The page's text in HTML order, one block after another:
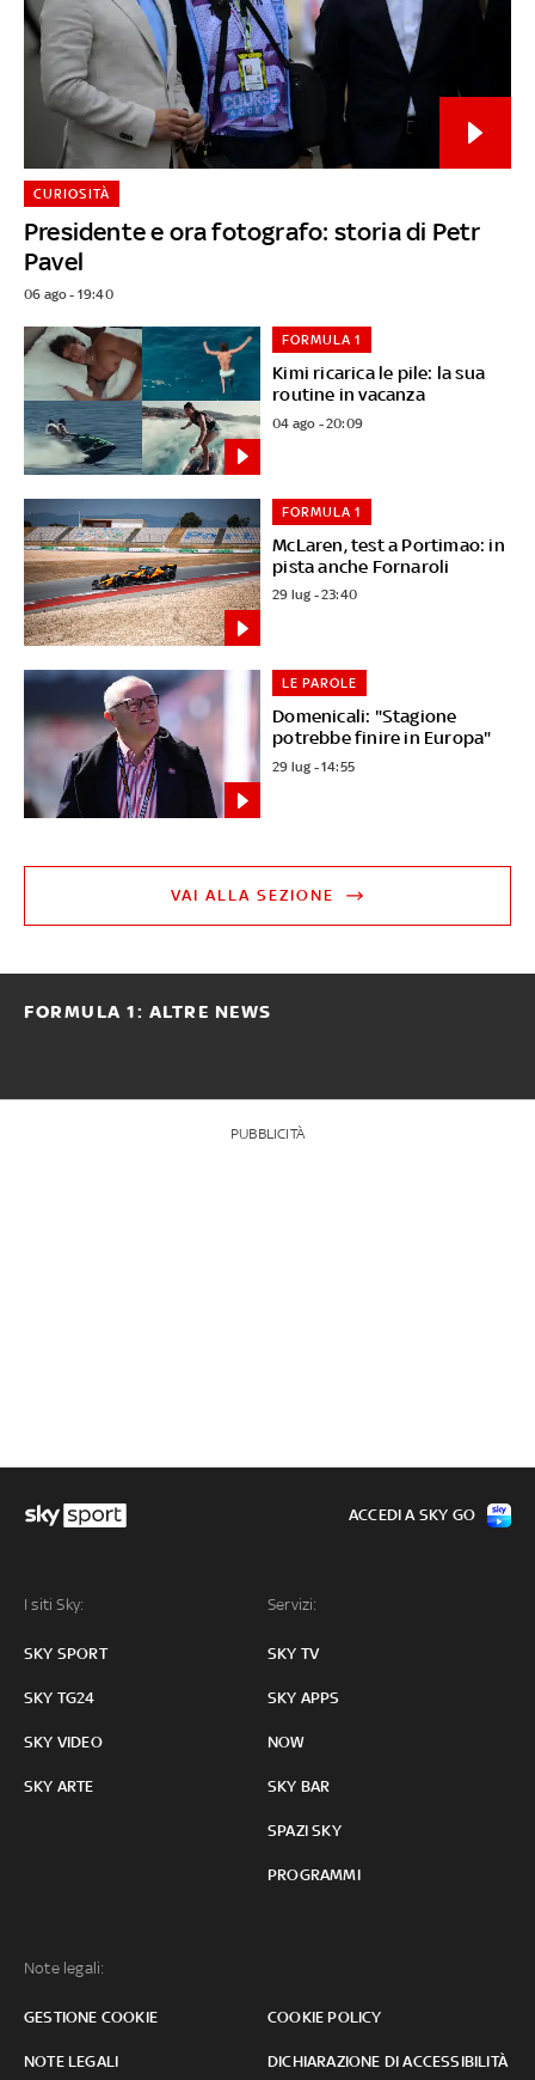
Presidente e ora fotografo: storia di Petr
Pavel
CURIOSITÀ
06 ago - 19:40
Kimi ricarica le pile: la sua
routine in vacanza
FORMULA 1
04 ago - 20:09
McLaren, test a Portimao: in
pista anche Fornaroli
FORMULA 1
29 lug - 23:40
Domenicali: "Stagione
potrebbe finire in Europa"
LE PAROLE
29 lug - 14:55
VAI ALLA SEZIONE
FORMULA 1: ALTRE NEWS
PUBBLICITÀ
I siti Sky:
SKY SPORT
SKY TG24
SKY VIDEO
SKY ARTE
Servizi:
SKY TV
SKY APPS
NOW
SKY BAR
SPAZI SKY
PROGRAMMI
Note legali:
GESTIONE COOKIE COOKIE POLICY
NOTE LEGALI DICHIARAZIONE DI ACCESSIBILITÀ
ACCEDI A SKY GO